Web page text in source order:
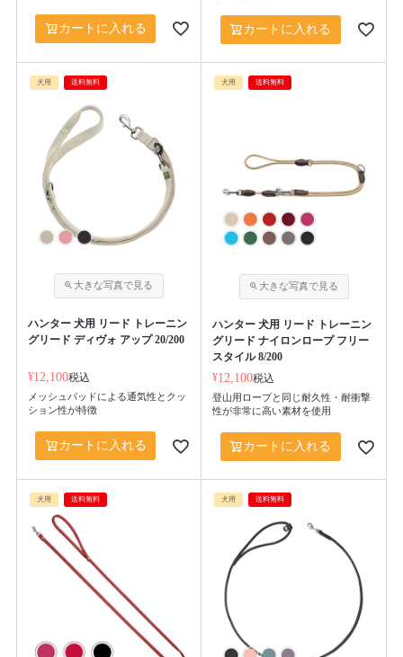
カートに入れる カートに入れる
犬用 送料無料
ハンター 犬用 リード トレーニン
グリード ディヴォ アップ 20/200
¥12,100税込
メッシュパッドによる通気性とクッ
ション性が特徴
カートに入れる
犬用 送料無料
ハンター 犬用 リード トレーニン
グリード ナイロンロープ フリー
スタイル 8/200
¥12,100税込
登山用ロープと同じ耐久性・耐衝撃
性が非常に高い素材を使用
カートに入れる
犬用 送料無料 犬用 送料無料